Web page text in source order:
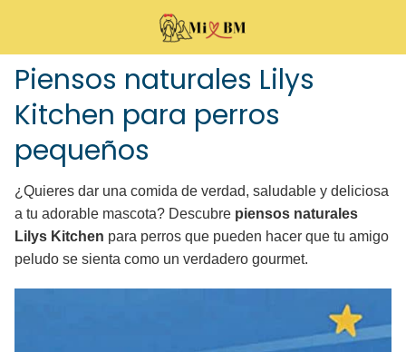
Piensos naturales Lilys
Kitchen para perros
pequeños
¿Quieres dar una comida de verdad, saludable y deliciosa
a tu adorable mascota? Descubre piensos naturales
Lilys Kitchen para perros que pueden hacer que tu amigo
peludo se sienta como un verdadero gourmet.